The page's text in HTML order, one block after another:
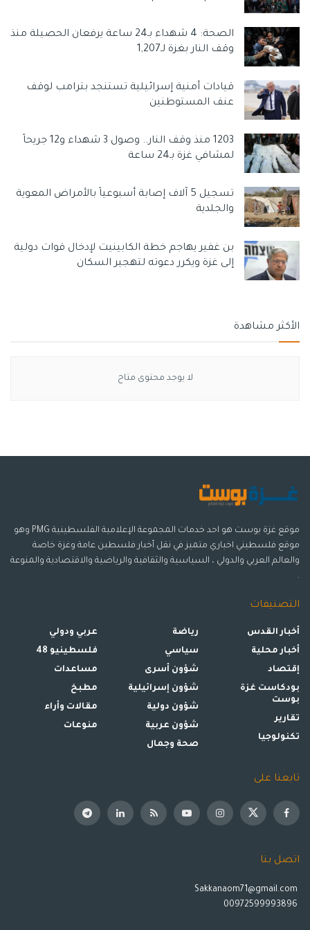
الصحة: 4 شهداء بـ24 ساعة يرفعان الحصيلة منذ
وقف النار بغزة لـ1,207
قيادات أمنية إسرائيلية تستنجد بترامب لوقف
عنف المستوطنين
1203 منذ وقف النار.. وصول 3 شهداء و12 جريحاً
لمشافي غزة بـ24 ساعة
تسجيل 5 آلاف إصابة أسبوعياً بالأمراض المعوية
والجلدية
بن غفير يهاجم خطة الكابينيت لإدخال قوات دولية
إلى غزة ويكرر دعوته لتهجير السكان
الأكثر مشاهدة
لا يوجد محتوى متاح
موقع غزة بوست هو احد خدمات المجموعة الإعلامية الفلسطينية PMG وهو
موقع فلسطيني اخباري متميز في نقل أخبار فلسطين عامة وغزة خاصة
والعالم العربي والدولي ، السياسية والثقافية والرياضية والاقتصادية والمنوعة
.
التصنيفات
أخبار القدس
أخبار محلية
إقتصاد
بودكاست غزة
بوست
تقارير
تكنولوجيا
رياضة
سياسي
شؤون أسرى
شؤون إسرائيلية
شؤون دولية
شؤون عربية
صحة وجمال
عربي ودولي
فلسطينيو 48
مساعدات
مطبخ
مقالات وأراء
منوعات
تابعنا على
اتصل بنا
Sakkanaom71@gmail.com